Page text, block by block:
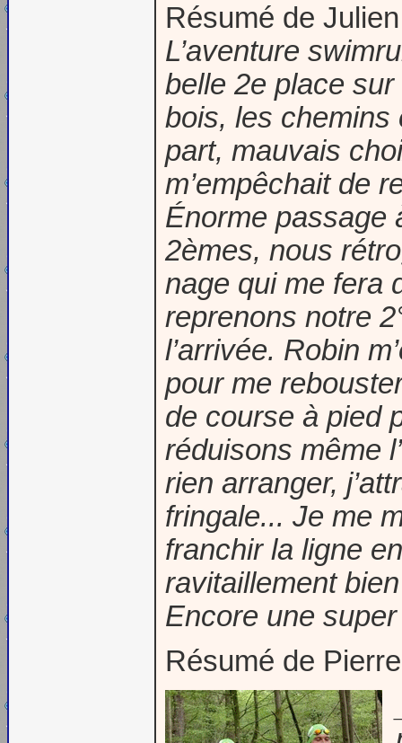
Résumé de
L’aventure
belle 2e place
bois, les chemins
part, mauvais
m’empêchait de
Énorme passage
2èmes, nous
nage qui me fera
reprenons notre
l’arrivée. Robin
pour me
de course à pied
réduisons même
rien arranger,
fringale... Je me
franchir la ligne
ravitaillement
Encore une
Résumé de